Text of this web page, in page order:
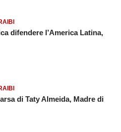
difendere l’America Latina,
di Taty Almeida, Madre di